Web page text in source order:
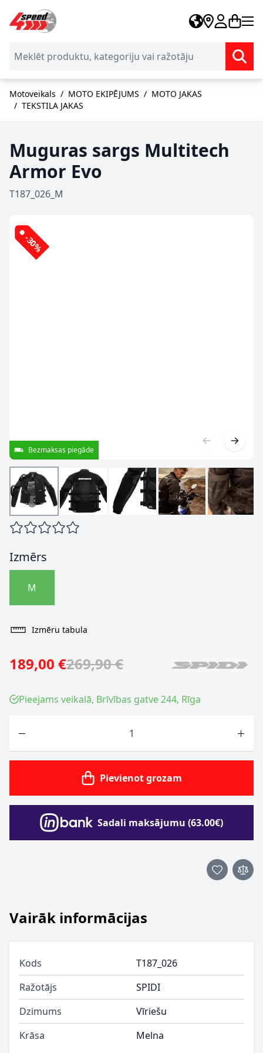
Skip to Content
Motoveikals / MOTO EKIPĒJUMS / MOTO JAKAS
/ TEKSTILA JAKAS
Muguras sargs Multitech
Armor Evo
T187_026_M
-30%
Bezmaksas piegāde
Izmērs
M
Izmēru tabula
189,00 €269,90 €
Pieejams veikalā, Brīvības gatve 244, Rīga
Pievienot grozam
Sadali maksājumu (63.00€)
Vairāk informācijas
Kods
T187_026
Ražotājs
SPIDI
Dzimums
Vīriešu
Krāsa
Melna